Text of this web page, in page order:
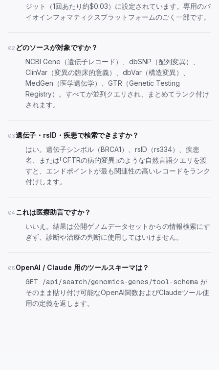
ジット（1回あたり約$0.03）に設定されています。専用のバ
イオインフォマティクスプラットフォームのごく一部です。
02 どのソースが対象ですか？
NCBI Gene（遺伝子レコード）、dbSNP（配列変異）、
ClinVar（変異の臨床的意義）、dbVar（構造変異）、
MedGen（医学遺伝学）、GTR（Genetic Testing
Registry）。すべてが並列クエリされ、まとめてランク付け
されます。
03遺伝子・rsID・疾患で検索できますか？
はい。遺伝子シンボル（BRCA1）、rsID（rs334）、疾患
名、または「CFTRの病的変異」のような自然言語クエリを渡
すと、エンドポイントが最も関連性の高いレコードをランク
付けします。
04 これは医療助言ですか？
いいえ。結果は公開ゲノムデータセットからの情報検索にす
ぎず、診断や治療の判断に使用してはいけません。
05 OpenAI / Claude 用のツールスキーマは？
GET /api/search/genomics-genes/tool-schema が
そのまま貼り付け可能なOpenAI関数およびClaudeツール使
用の定義を返します。